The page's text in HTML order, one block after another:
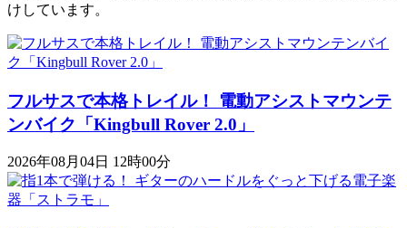
けしています。
フルサスで本格トレイル！ 電動アシストマウンテ
ンバイク「Kingbull Rover 2.0」
2026年08月04日 12時00分